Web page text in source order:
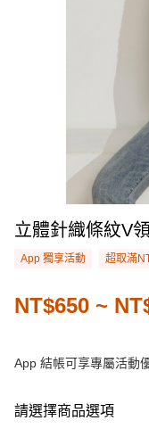
立體針織條紋V
App 獨享活動 超取滿
NT$650 ~
App 結帳可享專屬活動
請選擇商品選項